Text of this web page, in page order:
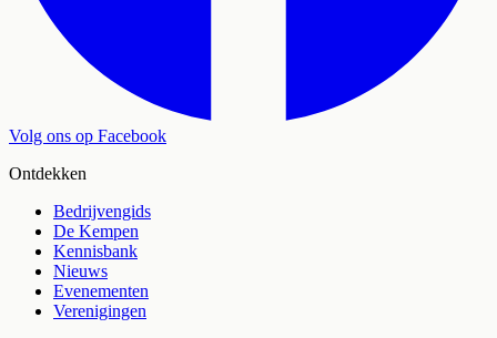
Volg ons op Facebook
Ontdekken
Bedrijvengids
De Kempen
Kennisbank
Nieuws
Evenementen
Verenigingen